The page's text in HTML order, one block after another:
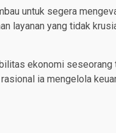
untuk segera
layanan yang tidak
ekonomi
ia mengelola